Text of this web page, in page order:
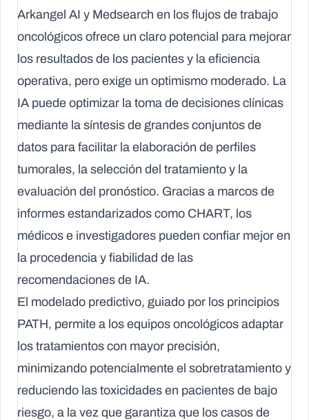
Arkangel AI y Medsearch en los flujos de trabajo
oncológicos ofrece un claro potencial para mejorar
los resultados de los pacientes y la eficiencia
operativa, pero exige un optimismo moderado. La
IA puede optimizar la toma de decisiones clínicas
mediante la síntesis de grandes conjuntos de
datos para facilitar la elaboración de perfiles
tumorales, la selección del tratamiento y la
evaluación del pronóstico. Gracias a marcos de
informes estandarizados como CHART, los
médicos e investigadores pueden confiar mejor en
la procedencia y fiabilidad de las
recomendaciones de IA.
El modelado predictivo, guiado por los principios
PATH, permite a los equipos oncológicos adaptar
los tratamientos con mayor precisión,
minimizando potencialmente el sobretratamiento y
reduciendo las toxicidades en pacientes de bajo
riesgo, a la vez que garantiza que los casos de